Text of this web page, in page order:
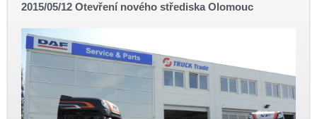
2015/05/12 Otevření nového střediska Olomouc